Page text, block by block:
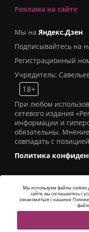
Реклама на сайте
Мы на Яндекс.Дзен
Подписывайтесь на
Регистрационный
Учредитель:
18+
При любом
сетевого издания
информации и
обязательны.
совпадать с
Политика
© 2016СИ
Alatis
Мы используем файлы cookies
сайте, вы соглашаетесь с
ознакомиться с нашими